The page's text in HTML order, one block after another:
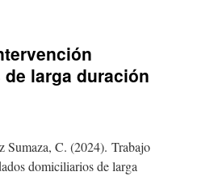
larga duración
Sumaza, C. (2024). Trabajo
domiciliarios de larga